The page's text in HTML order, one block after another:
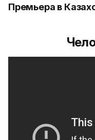
Премьера в